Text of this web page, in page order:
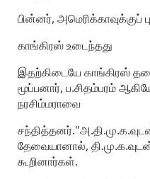
பின்னர், அமெரிக்காவுக்குப்
காங்கிரஸ் உடைந்தது
இதற்கிடையே காங்கிரஸ்
மூப்பனார், ப.சிதம்பரம்
நரசிம்மராவை
தேவையானால்,
கூறினார்கள்.